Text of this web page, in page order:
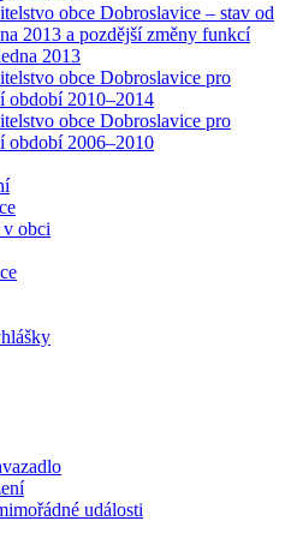
obce Dobroslavice – stav od
2013 a pozdější změny funkcí
2013
obce Dobroslavice pro
období 2010–2014
obce Dobroslavice pro
období 2006–2010
v obci
události